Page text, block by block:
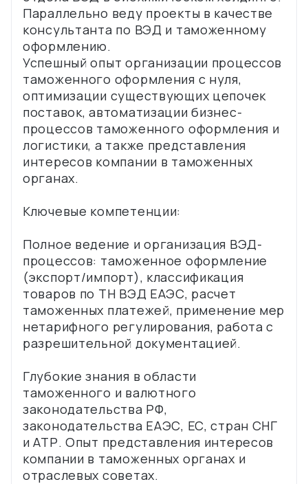
Параллельно веду проекты в качестве
консультанта по ВЭД и таможенному
оформлению.
Успешный опыт организации процессов
таможенного оформления с нуля,
оптимизации существующих цепочек
поставок, автоматизации бизнес-
процессов таможенного оформления и
логистики, а также представления
интересов компании в таможенных
органах.
Ключевые компетенции:
Полное ведение и организация ВЭД-
процессов: таможенное оформление
(экспорт/импорт), классификация
товаров по ТН ВЭД ЕАЭС, расчет
таможенных платежей, применение мер
нетарифного регулирования, работа с
разрешительной документацией.
Глубокие знания в области
таможенного и валютного
законодательства РФ,
законодательства ЕАЭС, ЕС, стран СНГ
и АТР. Опыт представления интересов
компании в таможенных органах и
отраслевых советах.